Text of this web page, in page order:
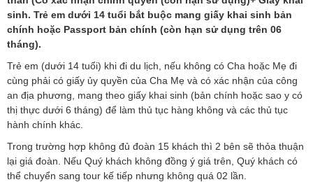
sinh. Trẻ em dưới 14 tuổi bắt buộc mang giấy khai sinh bản
chính hoặc Passport bản chính (còn hạn sử dụng trên 06
tháng).
Trẻ em (dưới 14 tuổi) khi đi du lịch, nếu không có Cha hoặc Mẹ đi
cùng phải có giấy ủy quyền của Cha Mẹ và có xác nhận của công
an địa phương, mang theo giấy khai sinh (bản chính hoặc sao y có
thị thực dưới 6 tháng) để làm thủ tục hàng không và các thủ tục
hành chính khác.
Trong trường hợp không đủ đoàn 15 khách thì 2 bên sẽ thỏa thuận
lại giá đoàn. Nếu Quý khách không đồng ý giá trên, Quý khách có
thể chuyển sang tour kế tiếp nhưng không quá 02 lần.